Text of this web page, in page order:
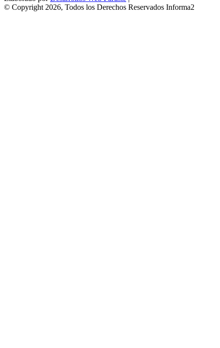
© Copyright 2026, Todos los Derechos Reservados Informa2